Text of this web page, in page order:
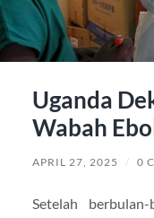
Uganda
Wabah
APRIL 27, 2025 / 0
Setelah